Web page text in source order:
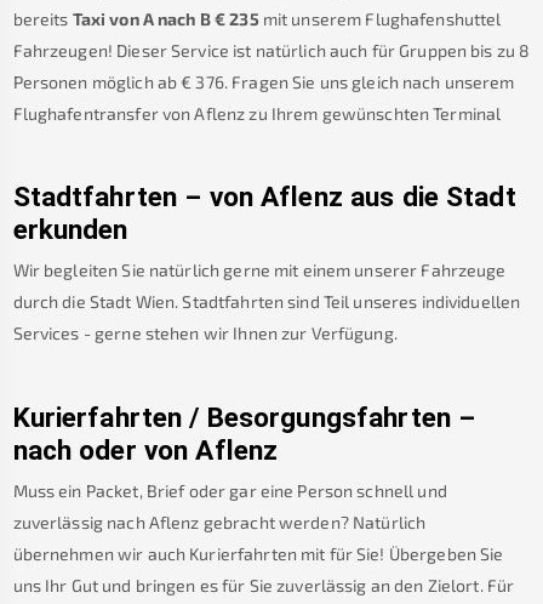
bereits Taxi von A nach B€235 mit unserem Flughafenshuttel
Fahrzeugen! Dieser Service ist natürlich auch für Gruppen bis zu 8
Personen möglich ab € 376. Fragen Sie uns gleich nach unserem
Flughafentransfer von Aflenz zu Ihrem gewünschten Terminal
Stadtfahrten – von Aflenz aus die Stadt
erkunden
Wir begleiten Sie natürlich gerne mit einem unserer Fahrzeuge
durch die Stadt Wien. Stadtfahrten sind Teil unseres individuellen
Services - gerne stehen wir Ihnen zur Verfügung.
Kurierfahrten / Besorgungsfahrten –
nach oder von Aflenz
Muss ein Packet, Brief oder gar eine Person schnell und
zuverlässig nach Aflenz gebracht werden? Natürlich
übernehmen wir auch Kurierfahrten mit für Sie! Übergeben Sie
uns Ihr Gut und bringen es für Sie zuverlässig an den Zielort. Für